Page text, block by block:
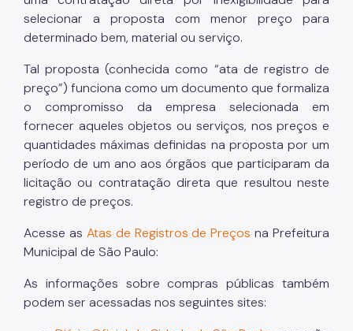
selecionar a proposta com menor preço para
determinado bem, material ou serviço.
Tal proposta (conhecida como “ata de registro de
preço”) funciona como um documento que formaliza
o compromisso da empresa selecionada em
fornecer aqueles objetos ou serviços, nos preços e
quantidades máximas definidas na proposta por um
período de um ano aos órgãos que participaram da
licitação ou contratação direta que resultou neste
registro de preços.
Acesse as Atas de Registros de Preços na Prefeitura
Municipal de São Paulo:
As informações sobre compras públicas também
podem ser acessadas nos seguintes sites: